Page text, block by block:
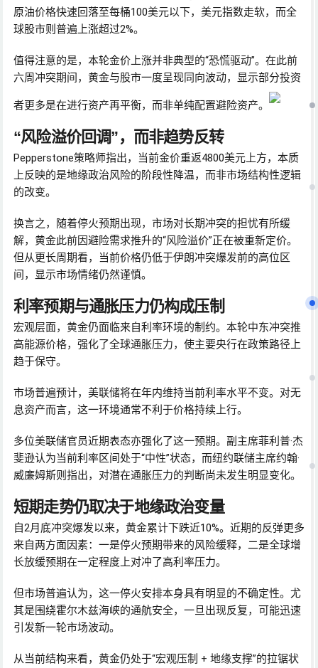
原油价格快速回落至每桶100美元以下，美元指数走软，而全
球股市则普遍上涨超过2%。
值得注意的是，本轮金价上涨并非典型的“恐慌驱动”。在此前
六周冲突期间，黄金与股市一度呈现同向波动，显示部分投资
者更多是在进行资产再平衡，而非单纯配置避险资产。
“风险溢价回调”，而非趋势反转
Pepperstone策略师指出，当前金价重返4800美元上方，本质
上反映的是地缘政治风险的阶段性降温，而非市场结构性逻辑
的改变。
换言之，随着停火预期出现，市场对长期冲突的担忧有所缓
解，黄金此前因避险需求推升的“风险溢价”正在被重新定价。
但从更长周期看，当前价格仍低于伊朗冲突爆发前的高位区
间，显示市场情绪仍然谨慎。
利率预期与通胀压力仍构成压制
宏观层面，黄金仍面临来自利率环境的制约。本轮中东冲突推
高能源价格，强化了全球通胀压力，使主要央行在政策路径上
趋于保守。
市场普遍预计，美联储将在年内维持当前利率水平不变。对无
息资产而言，这一环境通常不利于价格持续上行。
多位美联储官员近期表态亦强化了这一预期。副主席菲利普·杰
斐逊认为当前利率区间处于“中性”状态，而纽约联储主席约翰·
威廉姆斯则指出，对潜在通胀压力的判断尚未发生明显变化。
短期走势仍取决于地缘政治变量
自2月底冲突爆发以来，黄金累计下跌近10%。近期的反弹更多
来自两方面因素：一是停火预期带来的风险缓释，二是全球增
长放缓预期在一定程度上对冲了高利率压力。
但市场普遍认为，这一停火安排本身具有明显的不确定性。尤
其是围绕霍尔木兹海峡的通航安全，一旦出现反复，可能迅速
引发新一轮市场波动。
从当前结构来看，黄金仍处于“宏观压制 + 地缘支撑”的拉锯状